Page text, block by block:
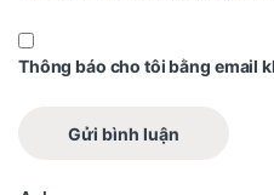
Thông báo cho tôi bằng email